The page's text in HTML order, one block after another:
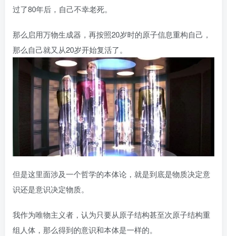
过了80年后，自己不幸老死。
那么启用万物生成器，再按照20岁时的原子信息重构自己，
那么自己就又从20岁开始复活了。
但是这里面涉及一个哲学的本体论，就是到底是物质决定意
识还是意识决定物质。
我作为唯物主义者，认为只要从原子结构甚至次原子结构重
组人体，那么得到的意识和本体是一样的。